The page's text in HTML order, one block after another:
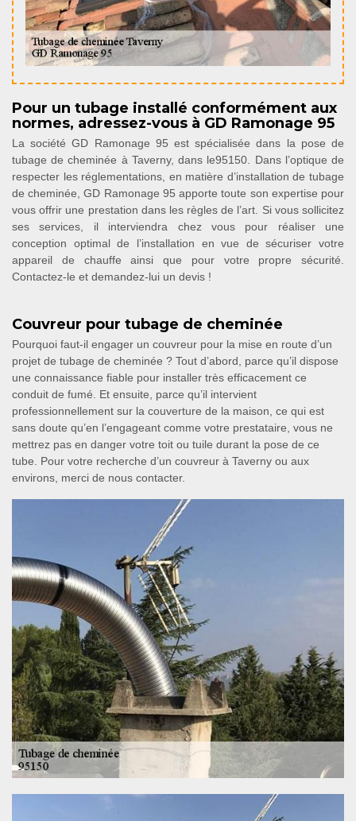
Pour un tubage installé conformément aux
normes, adressez-vous à GD Ramonage 95
La société GD Ramonage 95 est spécialisée dans la pose de
tubage de cheminée à Taverny, dans le95150. Dans l’optique de
respecter les réglementations, en matière d’installation de tubage
de cheminée, GD Ramonage 95 apporte toute son expertise pour
vous offrir une prestation dans les règles de l’art. Si vous sollicitez
ses services, il interviendra chez vous pour réaliser une
conception optimal de l’installation en vue de sécuriser votre
appareil de chauffe ainsi que pour votre propre sécurité.
Contactez-le et demandez-lui un devis !
Couvreur pour tubage de cheminée
Pourquoi faut-il engager un couvreur pour la mise en route d’un
projet de tubage de cheminée ? Tout d’abord, parce qu’il dispose
une connaissance fiable pour installer très efficacement ce
conduit de fumé. Et ensuite, parce qu’il intervient
professionnellement sur la couverture de la maison, ce qui est
sans doute qu’en l’engageant comme votre prestataire, vous ne
mettrez pas en danger votre toit ou tuile durant la pose de ce
tube. Pour votre recherche d’un couvreur à Taverny ou aux
environs, merci de nous contacter.